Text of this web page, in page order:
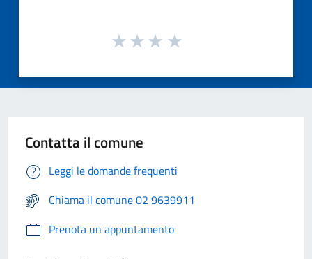
Contatta il comune
Leggi le domande frequenti
Chiama il comune 02 9639911
Prenota un appuntamento